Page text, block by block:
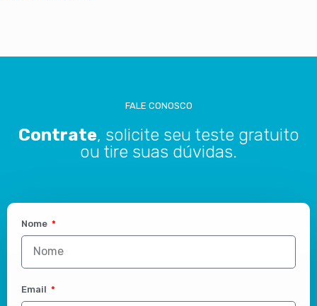
FALE CONOSCO
Contrate, solicite seu teste gratuito
ou tire suas dúvidas.
Nome
Email